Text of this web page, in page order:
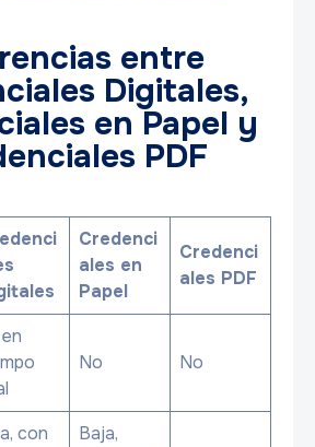
entre
Digitales,
en Papel y
PDF
Credenci
ales en
Papel
Credenci
ales PDF
No No
con
Baja,